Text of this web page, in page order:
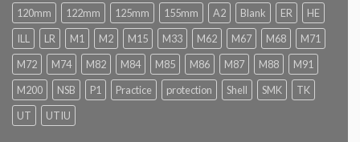
„JAVNOG
NADMETANJA
–
LICITACIJA“
Za
prodaju
službenog
motornog
120mm
122mm 125mm 155mm A2 Blank ER
HE
ILL
LR M1 M2 M15 M33 M62 M67 M68
M71
M72
M74 M82 M84 M85 M86 M87 M88
M91
M200
NSB P1 Practice protection Shell SMK
TK
UT
UTIU